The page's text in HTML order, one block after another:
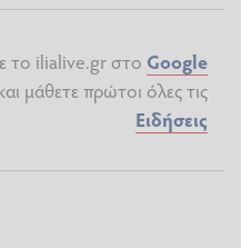
το ilialive.gr στο Google
μάθετε πρώτοι όλες τις
Ειδήσεις